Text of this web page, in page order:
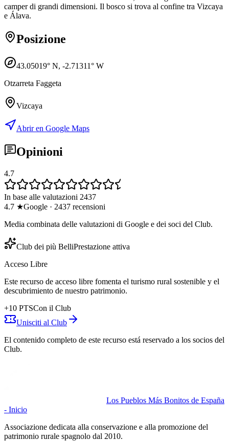
camper di grandi dimensioni. Il bosco si trova al confine tra Vizcaya
e Álava.
Posizione
43.05019° N, -2.71311° W
Otzarreta Faggeta
Vizcaya
Abrir en Google Maps
Opinioni
4.7
In base alle valutazioni 2437
4.7 ★Google · 2437 recensioni
Media combinata delle valutazioni di Google e dei soci del Club.
Club dei più BelliPrestazione attiva
Acceso Libre
Este recurso de acceso libre fomenta el turismo rural sostenible y el
descubrimiento de nuestro patrimonio.
+10 PTSCon il Club
Unisciti al Club
El contenido completo de este recurso está reservado a los socios del
Club.
Los Pueblos Más Bonitos de España
- Inicio
Associazione dedicata alla conservazione e alla promozione del
patrimonio rurale spagnolo dal 2010.